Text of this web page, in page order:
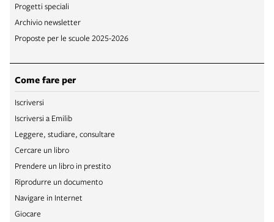
Progetti speciali
Archivio newsletter
Proposte per le scuole 2025-2026
Come fare per
Iscriversi
Iscriversi a Emilib
Leggere, studiare, consultare
Cercare un libro
Prendere un libro in prestito
Riprodurre un documento
Navigare in Internet
Giocare